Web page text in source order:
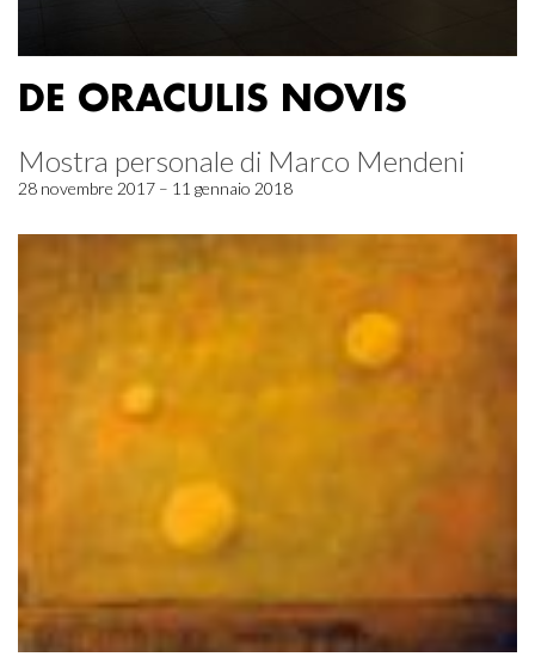
DE ORACULIS NOVIS
Mostra personale di Marco Mendeni
28 novembre 2017 – 11 gennaio 2018